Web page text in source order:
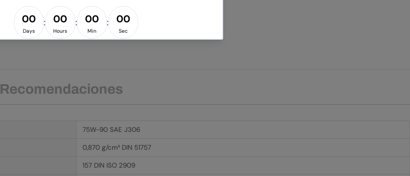
Compartir:
Recomendaciones
75W-90 SAE J306
0,870 g/cm³ DIN 51757
157 DIN ISO 2909